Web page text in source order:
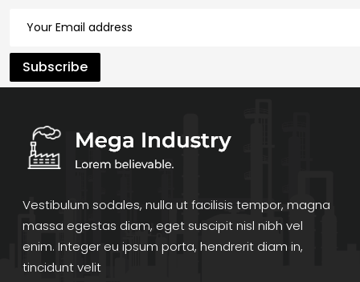
Vestibulum sodales, nulla ut facilisis tempor, magna
massa egestas diam, eget suscipit nisl nibh vel
enim. Integer eu ipsum porta, hendrerit diam in,
tincidunt velit